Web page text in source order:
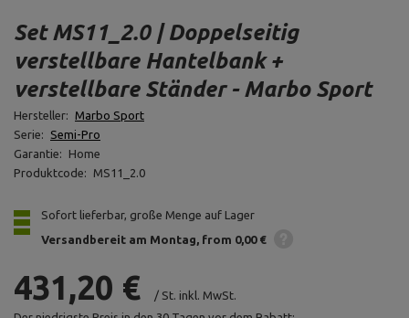
Set MS11_2.0 | Doppelseitig
verstellbare Hantelbank +
verstellbare Ständer - Marbo Sport
Hersteller: Marbo Sport
Serie:
Semi-Pro
Garantie:
Home
Produktcode:
MS11_2.0
Sofort lieferbar, große Menge auf Lager
Versandbereit am Montag from 0,00 €
431,20 € / St. inkl. MwSt.